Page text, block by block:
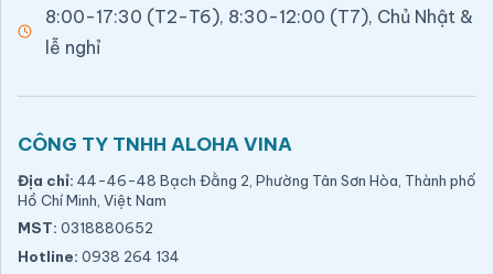
8:00-17:30 (T2-T6), 8:30-12:00 (T7), Chủ Nhật &
lễ nghỉ
CÔNG TY TNHH ALOHA VINA
Địa chỉ: 44-46-48 Bạch Đằng 2, Phường Tân Sơn Hòa, Thành phố
Hồ Chí Minh, Việt Nam
MST: 0318880652
Hotline: 0938 264 134